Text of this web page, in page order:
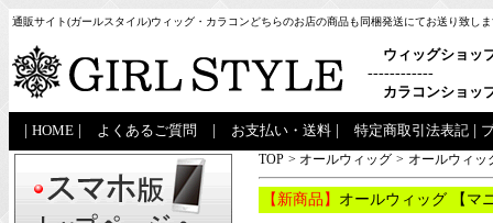
通販サイト(ガールスタイル)ウィッグ・カラコンどちらのお店の商品も同梱発送にてお送り致し
ウィッグショッ
------------
カラコンショッ
HOME よくあるご質問 お支払い・送料 特定商取引法表記
TOP > オールウィッグ > オールウィッ
【新商品】 オールウィッグ 【マ